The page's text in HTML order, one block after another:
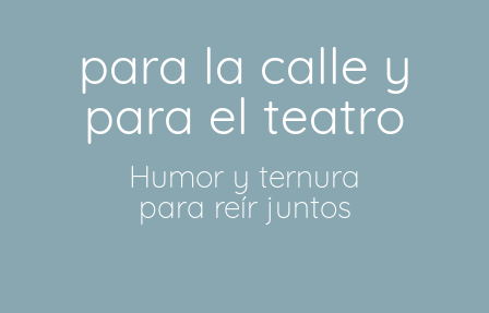
para la calle y
para el teatro
Humor y ternura
para reír juntos